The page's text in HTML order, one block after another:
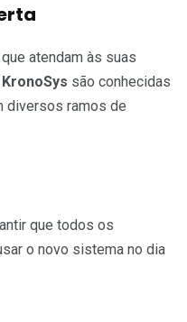
atendam às suas
KronoSys são conhecidas
diversos ramos de
que todos os
o novo sistema no dia